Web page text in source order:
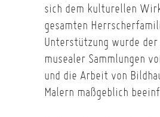
sich dem kulturellen
gesamten
Unterstützung wurde der
musealer Sammlungen
und die Arbeit von
Malern maßgeblich